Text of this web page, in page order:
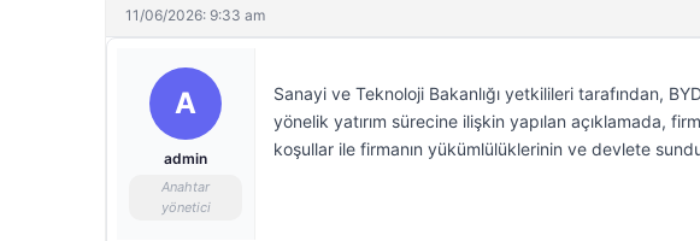
11/06/2026: 9:33 am
A
admin
Anahtar
yönetici
Sanayi ve Teknoloji Bakanlığı yetkilileri tarafından,
yönelik yatırım sürecine ilişkin yapılan açıklamada,
koşullar ile firmanın yükümlülüklerinin ve devlete